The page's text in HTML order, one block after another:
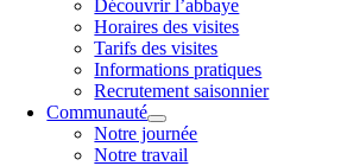
Découvrir l’abbaye
Horaires des visites
Tarifs des visites
Informations pratiques
Recrutement saisonnier
Communauté
Notre journée
Notre travail